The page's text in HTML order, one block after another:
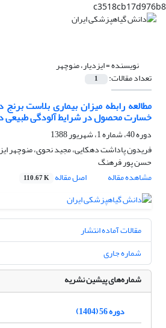
c3518cb17d976b8
نویسنده =ایزدیار، منوچهر
تعداد مقالات: 1
مطالعه رابطه میزان بیماری بلاست
خسارت محصول در شرایط آلودگی طبیعی
دوره 40، شماره 1، شهریور 1388
فریدون پاداشت دهکایی، مجید نحوی، منوچهر
حسن پور فرهنگ
مشاهده مقاله
اصل مقاله 110.67 K
مقالات آماده انتشار
شماره جاری
شماره‌های پیشین نشریه
دوره 56 (1404)